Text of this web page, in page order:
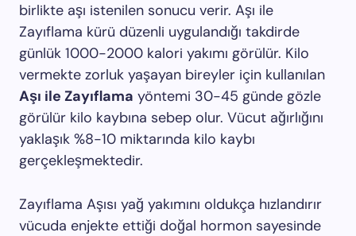
birlikte aşı istenilen sonucu verir. Aşı ile
Zayıflama kürü düzenli uygulandığı takdirde
günlük 1000-2000 kalori yakımı görülür. Kilo
vermekte zorluk yaşayan bireyler için kullanılan
Aşı ile Zayıflama yöntemi 30-45 günde gözle
görülür kilo kaybına sebep olur. Vücut ağırlığını
yaklaşık %8-10 miktarında kilo kaybı
gerçekleşmektedir.
Zayıflama Aşısı yağ yakımını oldukça hızlandırır
vücuda enjekte ettiği doğal hormon sayesinde